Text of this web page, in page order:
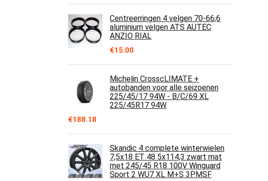
Centreerringen 4 velgen 70-66,6
aluminium velgen ATS AUTEC
ANZIO RIAL
€15.00
Michelin CrosscLIMATE +
autobanden voor alle seizoenen
225/45/17 94W - B/C/69 XL
225/45R17 94W
€188.18
Skandic 4 complete winterwielen
7,5x18 ET 48 5x114,3 zwart mat
met 245/45 R18 100V Winguard
Sport 2 WU7 XL M+S 3PMSF